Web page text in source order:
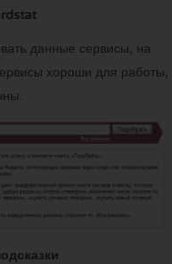
данные сервисы, на
хороши для работы,